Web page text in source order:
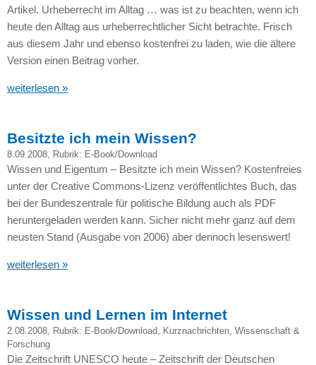
Artikel. Urheberrecht im Alltag … was ist zu beachten, wenn ich
heute den Alltag aus urheberrechtlicher Sicht betrachte. Frisch
aus diesem Jahr und ebenso kostenfrei zu laden, wie die ältere
Version einen Beitrag vorher.
weiterlesen »
Besitzte ich mein Wissen?
8.09.2008, Rubrik: E-Book/Download
Wissen und Eigentum – Besitzte ich mein Wissen? Kostenfreies
unter der Creative Commons-Lizenz veröffentlichtes Buch, das
bei der Bundeszentrale für politische Bildung auch als PDF
heruntergeladen werden kann. Sicher nicht mehr ganz auf dem
neusten Stand (Ausgabe von 2006) aber dennoch lesenswert!
weiterlesen »
Wissen und Lernen im Internet
2.08.2008, Rubrik: E-Book/Download, Kurznachrichten, Wissenschaft &
Forschung
Die Zeitschrift UNESCO heute – Zeitschrift der Deutschen